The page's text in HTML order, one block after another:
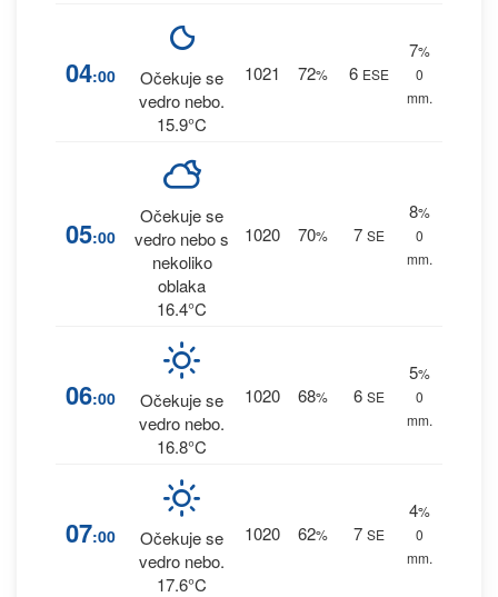
04:00
Očekuje se
vedro nebo.
15.9°C
1021 72% 6 ESE
7%
0
mm.
05:00
Očekuje se
vedro nebo s
nekoliko
oblaka
16.4°C
1020 70% 7 SE
8%
0
mm.
06:00
Očekuje se
vedro nebo.
16.8°C
1020 68% 6 SE
5%
0
mm.
07:00
Očekuje se
vedro nebo.
17.6°C
1020 62% 7 SE
4%
0
mm.